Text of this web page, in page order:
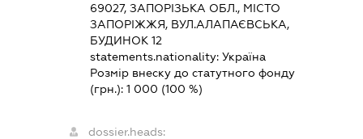
69027, ЗАПОРІЗЬКА ОБЛ., МІСТО
ЗАПОРІЖЖЯ, ВУЛ.АЛАПАЄВСЬКА,
БУДИНОК 12
statements.nationality: Україна
Розмір внеску до статутного фонду
(грн.): 1 000 (100 %)
dossier.heads: